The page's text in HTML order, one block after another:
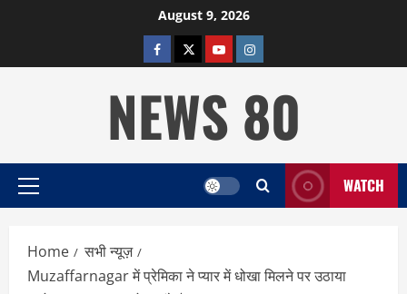
August 9, 2026
facebooktwitterYOUTUBE
instagram
NEWS 80
Primary
WATCH
Home
सभी न्यूज़
Muzaffarnagar में प्रेमिका ने प्यार में धोखा मिलने पर उठाया